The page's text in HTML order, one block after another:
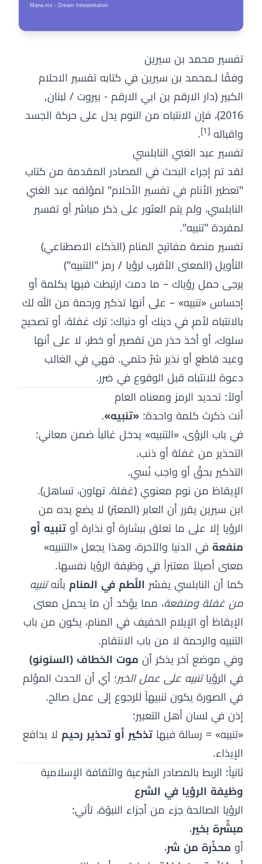
تفسير محمد بن سيرين
وفقًا لـمحمد بن سيرين في كتابه تفسير الاحلام
الكبير (دار الارقم بن ابي الارقم - بيروت / لبنان,
2016)، فإن الانتباه من النوم يدل على حركة الجسد
واقباله [1]
.
تفسير عبد الغني النابلسي
لقد تم إجراء البحث في المصادر المقدمة من كتاب
"تعطير الأنام في تفسير الأحلام" لمؤلفه عبد الغني
النابلسي، ولم يتم العثور على ذكر مباشر أو تفسير
لمفردة "تنبيه".
تفسير منصة مفاتيح المنام (الذكاء الاصطناعي)
التأويل (المعنى الأقرب لرؤيا / رمز "التنبيه")
يرجى حمل رؤياك – ما دمت ارتبطت فيها بكلمة أو
إحساس «تنبيه» – على أنها تذكير ورحمة من الله لك
بالانتباه لأمرٍ في دينك أو دنياك: ترك غفلة، أو تصحيح
سلوك، أو أخذ حذر من تقصير أو خطر، لا على أنها
وعيد قاطع أو نذير شرّ حتمي. فهي في الغالب
دعوة للانتباه قبل الوقوع في ضرر.
أولاً: تحديد الرمز ومعناه العام
أنت ذكرتَ كلمة واحدة: «تنبيه».
في باب الرؤى، «التنبيه» يدخل غالباً ضمن معاني:
التحذير من غفلة أو ذنب.
التذكير بحقّ أو واجب نُسي.
الإيقاظ من نوم معنوي (غفلة، تهاون، تساهل).
ابن سيرين يقرر أن العابر (المعبّر) لا يضع يده من
الرؤيا إلا على ما تعلق ببشارة أو نذارة أوتنبيه أو
منفعة في الدنيا والآخرة، وهذا يجعل «التنبيه»
معنى أصيلاً معتبَراً في وظيفة الرؤيا نفسها.
كما أن النابلسي يفسّر اللَّطم في المنام بأنهتنبيه
من غفلة ومنفعة، مما يؤكد أن ما يحمل معنى
الإيقاظ أو الإيلام الخفيف في المنام، يكون من باب
التنبيه والرحمة لا من باب الانتقام.
وفي موضع آخر يذكر أن موت الخطاف (السنونو)
في الرؤياتنبيه على عمل الخير؛ أي أن الحدث المؤلم
في الصورة يكون تنبيهاً للرجوع إلى عمل صالح.
إذن في لسان أهل التعبير:
«تنبيه» = رسالة فيها تذكير أو تحذير رحيم لا بدافع
الإيذاء.
ثانياً: الربط بالمصادر الشرعية والثقافة الإسلامية
وظيفة الرؤيا في الشرع
الرؤيا الصالحة جزء من أجزاء النبوّة، تأتي:
مبشِّرة بخير،
أو محذِّرة من شر،